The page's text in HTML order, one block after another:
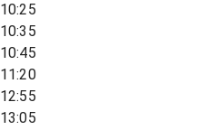
10:25
10:35
10:45
11:20
12:55
13:05